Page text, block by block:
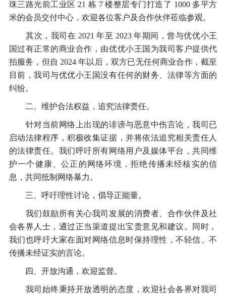
珠三路光前工业区 21 栋 7 楼整层专门打造了 1000 多平方
米的会员交付中心，欢迎各位客户及合作伙伴莅临参观。
其次，我司在 2021 年至 2023 年期间，曾与优优小王
国过有正常的商业合作，由优优小王国为我司客户提供代
拍服务，但自 2024 年以后，双方已无任何商业合作，截至
目前，我司与优优小王国没有任何的财务、法律等方面的
纠纷。
二、维护合法权益，追究法律责任。
针对当前网络上出现的诽谤与恶意中伤言论，我司已
启动法律程序，积极收集证据，并将依法追究相关责任人
的法律责任。我们呼吁所有网络用户及媒体平台，共同维
护一个健康、公正的网络环境，拒绝传播未经核实的信
息，共同抵制网络暴力。
三、呼吁理性讨论，倡导正能量。
我们鼓励所有关心我司发展的消费者、合作伙伴及社
会各界人士，通过正当渠道提出宝贵意见和建议。同时，
我们也呼吁大家在面对网络信息时保持理性，不轻信、不
传播未经证实的言论。
四、开放沟通，欢迎监督。
我司始终秉持开放透明的态度，欢迎社会各界对我司